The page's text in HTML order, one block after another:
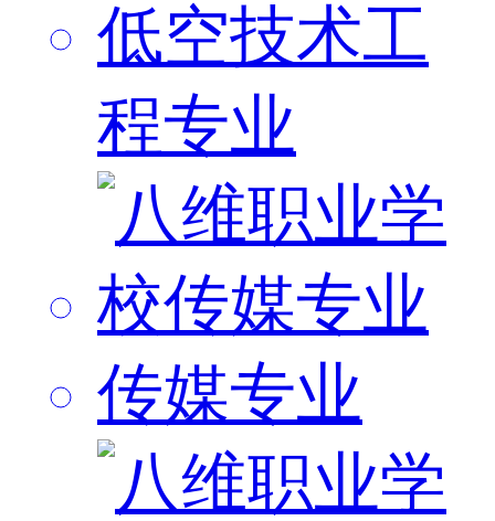
低空技术工
程专业
传媒专业